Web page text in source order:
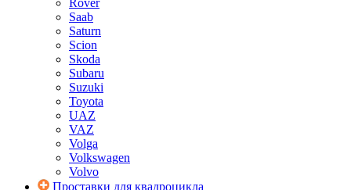
Rover
Saab
Saturn
Scion
Skoda
Subaru
Suzuki
Toyota
UAZ
VAZ
Volga
Volkswagen
Volvo
Проставки для квадроцикла